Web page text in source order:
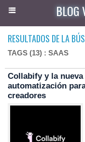
BLOG
RESULTADOS DE LA
TAGS (13) : SAAS
Collabify y la
automatización
creadores